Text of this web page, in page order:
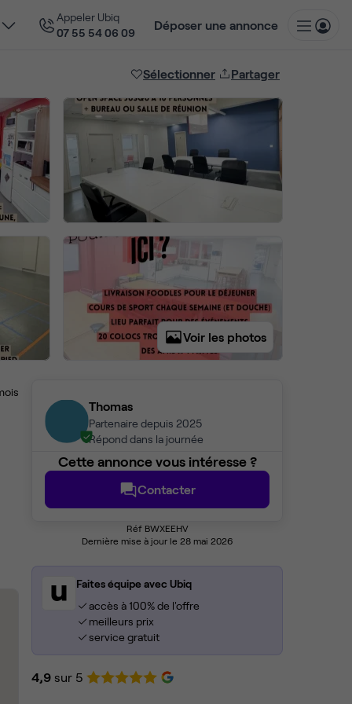
Appeler Ubiq
07 55 54 06 09
Déposer une annonce
Sélectionner Partager
Voir les photos
Thomas
Partenaire depuis 2025
Répond dans la journée
Cette annonce vous intéresse ?
Contacter
Réf BWXEEHV
Dernière mise à jour le 28 mai 2026
Faites équipe avec Ubiq
accès à 100% de l'offre
meilleurs prix
service gratuit
4,9 sur 5